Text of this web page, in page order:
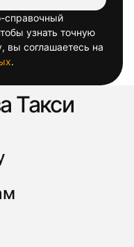
справочный
узнать точную
вы соглашаетесь на
.
Такси